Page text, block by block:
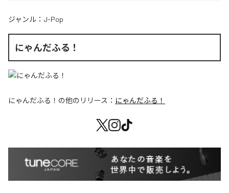
ジャンル： J-Pop
にゃんだふる！
にゃんだふる！ の他のリリース： にゃんだふる！